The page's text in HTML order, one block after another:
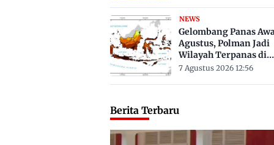
NEWS
Gelombang Panas
Agustus, Polman Jadi
Wilayah Terpanas di
Sulbar Suhu Lebih Dari
7 Agustus 2026 12:56
Berita Terbaru